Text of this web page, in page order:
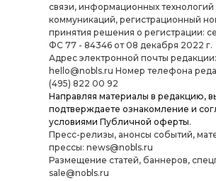
связи, информационных технологий
коммуникаций, регистрационный
принятия решения о регистрации:
ФС 77 - 84346 от 08 декабря 2022 г.
Адрес электронной почты редакции:
hello@nobls.ru Номер телефона
(495) 822 00 92
Направляя материалы в редакцию,
подтверждаете ознакомление и
условиями Публичной оферты.
Пресс-релизы, анонсы событий,
прессы: news@nobls.ru
Размещение статей, баннеров,
sale@nobls.ru